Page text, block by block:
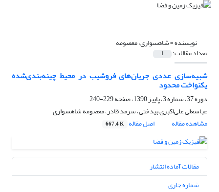
نویسنده =شاهسواری، معصومه
تعداد مقالات: 1
شبیه‌سازی عددی جریان‌های فروشیب در محیط چینه‌بندی‌شده
یکنواخت محدود
دوره 37، شماره 3، پاییز 1390، صفحه
229-240
عباسعلی علی‌اکبری بیدختی، سرمد قادر، معصومه شاهسواری
مشاهده مقاله
اصل مقاله 667.4 K
مقالات آماده انتشار
شماره جاری